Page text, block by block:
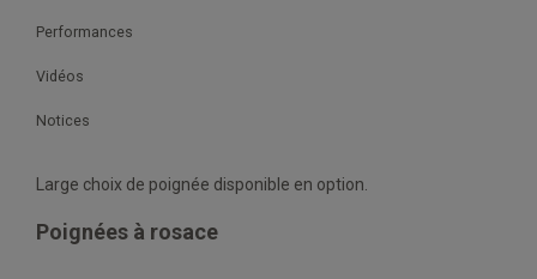
Performances
Vidéos
Notices
Large choix de poignée disponible en option.
Poignées à rosace